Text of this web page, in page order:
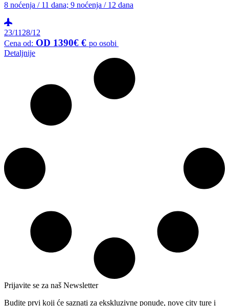
8 noćenja / 11 dana; 9 noćenja / 12 dana
23/11 28/12
Cena od: OD 1390€ € po osobi
Detaljnije
Prijavite se za naš Newsletter
Budite prvi koji će saznati za ekskluzivne ponude, nove city ture i